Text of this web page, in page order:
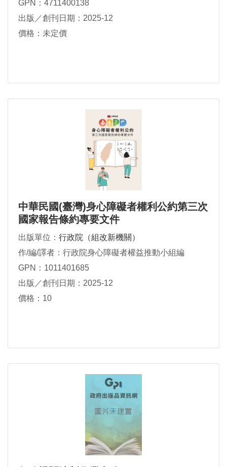
GPN：4711400138
出版／創刊日期：2025-12
價格：未定價
中華民國(臺灣)身心障礙者權利公約第三次
國家報告條約專要文件
出版單位： 行政院（組改新機關）
作/編/譯者：行政院身心障礙者權益推動小組編
GPN：1011401685
出版／創刊日期：2025-12
價格：10